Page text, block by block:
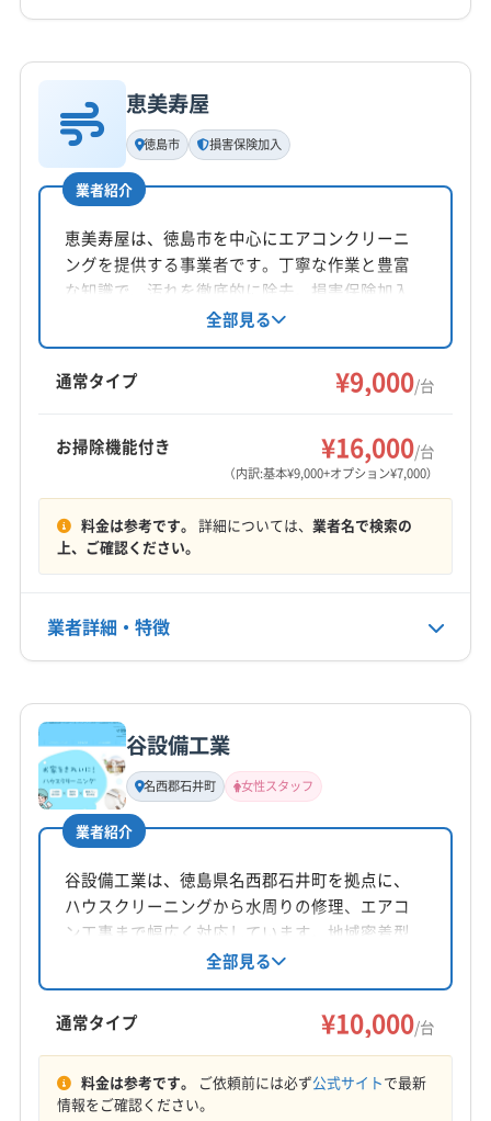
公式HP
公式サイトなし
基本情報
代表者名
高松大輔
所在地
徳島県徳島市
対応地域
吉野川市 小松島市
板野郡松茂町
板野郡上板町
板野郡板野町
板野郡北島町
名西郡石井町
9:00〜20:00
定休日
電話番号
公式HP
公式サイトを見る
恵美寿屋
徳島市 損害保険加入
業者紹介
恵美寿屋は、徳島市を中心にエアコンクリーニ
ングを提供する事業者です。丁寧な作業と豊富
な知識で、汚れを徹底的に除去。損害保険加入
済みです。基本料金9000円/台で、複数台割引や
オプションも用意。土日祝日対応、防カビ・抗
菌コーティングも提供しています。
全部見る
通常タイプ ¥9,000/台
お掃除機能付き ¥16,000/台
（内訳:基本¥9,000+オプション¥7,000）
料金は参考です。 詳細については、 業者名で検索の
上、ご確認ください。
業者詳細・特徴
基本情報
代表者名
小倉秀樹
所在地
徳島県徳島市
対応地域
吉野川市 小松島市
鳴門市
板野郡松茂町 板野郡上板町
板野郡板野町
板野郡北島町
名西郡神山町
(香川県) 東かがわ市
もっと見る
営業時間
谷設備工業
名西郡石井町 女性スタッフ
業者紹介
谷設備工業は、徳島県名西郡石井町を拠点に、
ハウスクリーニングから水周りの修理、エアコ
ン工事まで幅広く対応しています。地域密着型
で、エアコンクリーニングは一台10000円から。
女性スタッフ同行や時間外の相談も可能です。
消臭抗菌コートや室外機洗浄などのオプション
も用意しています。
全部見る
通常タイプ ¥10,000/台
料金は参考です。 ご依頼前には必ず公式サイトで最新
情報をご確認ください。